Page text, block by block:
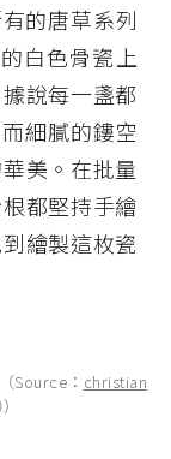
的唐草系列
白色骨瓷上
說每一盞都
細膩的鏤空
美。在批量
都堅持手繪
繪製這枚瓷
Source： christian